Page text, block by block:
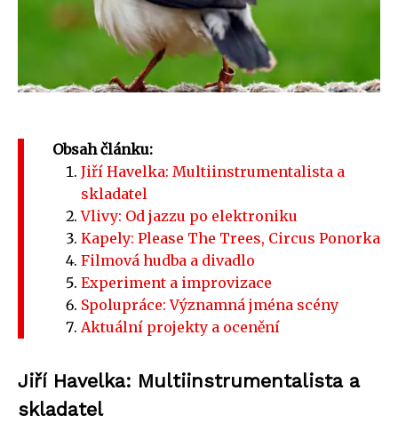
Obsah článku:
Jiří Havelka: Multiinstrumentalista a
skladatel
Vlivy: Od jazzu po elektroniku
Kapely: Please The Trees, Circus Ponorka
Filmová hudba a divadlo
Experiment a improvizace
Spolupráce: Významná jména scény
Aktuální projekty a ocenění
Jiří Havelka: Multiinstrumentalista a
skladatel